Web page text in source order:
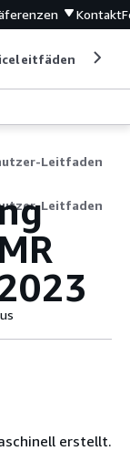
Kontakt
Leitfaden
Leitfaden
erstellt.